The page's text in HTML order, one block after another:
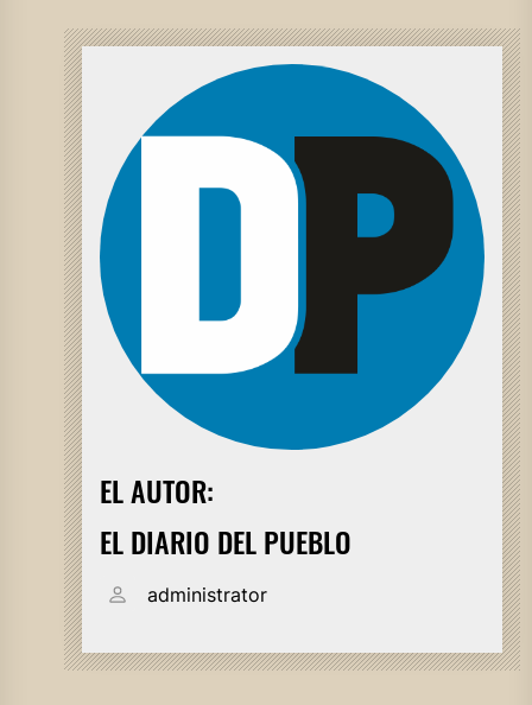
EL AUTOR:
EL DIARIO DEL PUEBLO
administrator